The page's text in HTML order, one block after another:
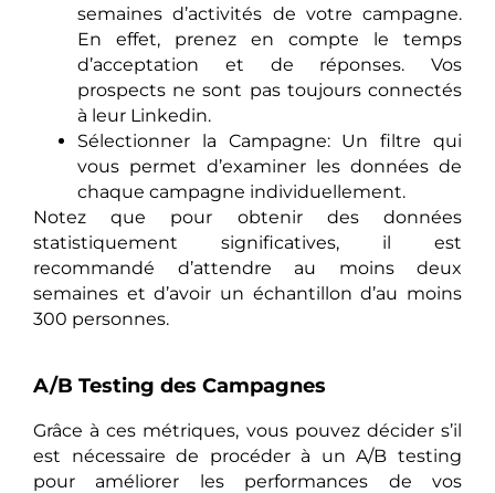
semaines d’activités de votre campagne.
En effet, prenez en compte le temps
d’acceptation et de réponses. Vos
prospects ne sont pas toujours connectés
à leur Linkedin.
Sélectionner la Campagne: Un filtre qui
vous permet d’examiner les données de
chaque campagne individuellement.
Notez que pour obtenir des données
statistiquement significatives, il est
recommandé d’attendre au moins deux
semaines et d’avoir un échantillon d’au moins
300 personnes.
A/B Testing des Campagnes
Grâce à ces métriques, vous pouvez décider s’il
est nécessaire de procéder à un A/B testing
pour améliorer les performances de vos